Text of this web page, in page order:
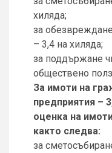
хиляда;
за
– 3,4 на хиляда;
за поддържане
обществено
За имоти на
предприятия –
оценка на
както следва:
за